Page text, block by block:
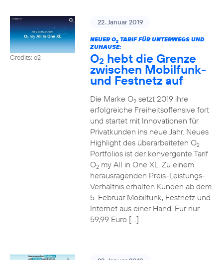
Credits: o2
22. Januar 2019
NEUER O2TARIF FÜR UNTERWEGS UND
ZUHAUSE:
O2 hebt die Grenze
zwischen Mobilfunk-
und Festnetz auf
Die Marke O2setzt 2019 ihre
erfolgreiche Freiheitsoffensive fort
und startet mit Innovationen für
Privatkunden ins neue Jahr. Neues
Highlight des überarbeiteten O2
Portfolios ist der konvergente Tarif
O2my All in One XL. Zu einem
herausragenden Preis-Leistungs-
Verhältnis erhalten Kunden ab dem
5. Februar Mobilfunk, Festnetz und
Internet aus einer Hand. Für nur
59,99 Euro […]